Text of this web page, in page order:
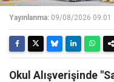
Yayınlanma: 09/08/2026 09:01
Okul Alışverişinde